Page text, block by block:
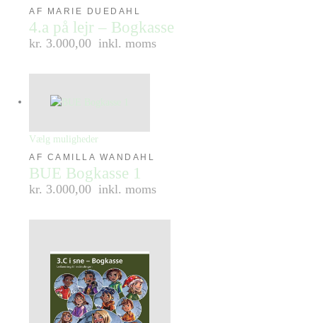
AF MARIE DUEDAHL
4.a på lejr – Bogkasse
kr. 3.000,00 inkl. moms
Vælg muligheder
AF CAMILLA WANDAHL
BUE Bogkasse 1
kr. 3.000,00 inkl. moms